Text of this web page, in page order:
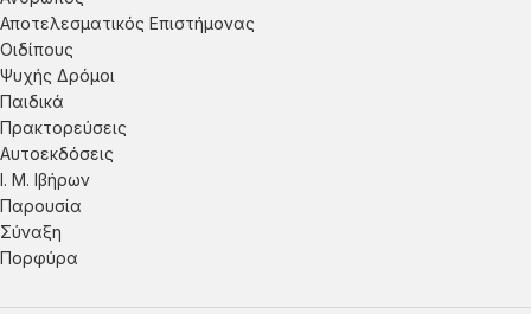
Αποτελεσματικός Επιστήμονας
Οιδίπους
Ψυχής Δρόμοι
Παιδικά
Πρακτoρεύσεις
Αυτοεκδόσεις
Ι. Μ. Ιβήρων
Παρουσία
Σύναξη
Πορφύρα